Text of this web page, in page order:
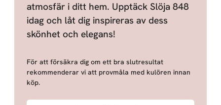
atmosfär i ditt hem. Upptäck Slöja 848
idag och låt dig inspireras av dess
skönhet och elegans!
För att försäkra dig om ett bra slutresultat
rekommenderar vi att provmåla med kulören innan
köp.